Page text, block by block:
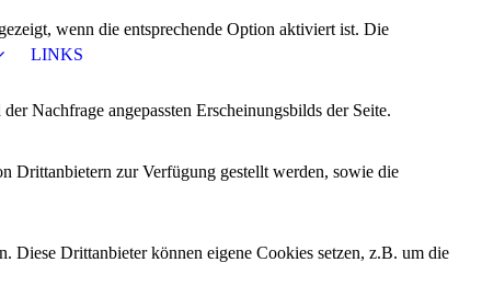
LINKS
wenn die entsprechende Option aktiviert ist. Die
Nachfrage angepassten Erscheinungsbilds der Seite.
Drittanbietern zur Verfügung gestellt werden, sowie die
Diese Drittanbieter können eigene Cookies setzen, z.B. um die